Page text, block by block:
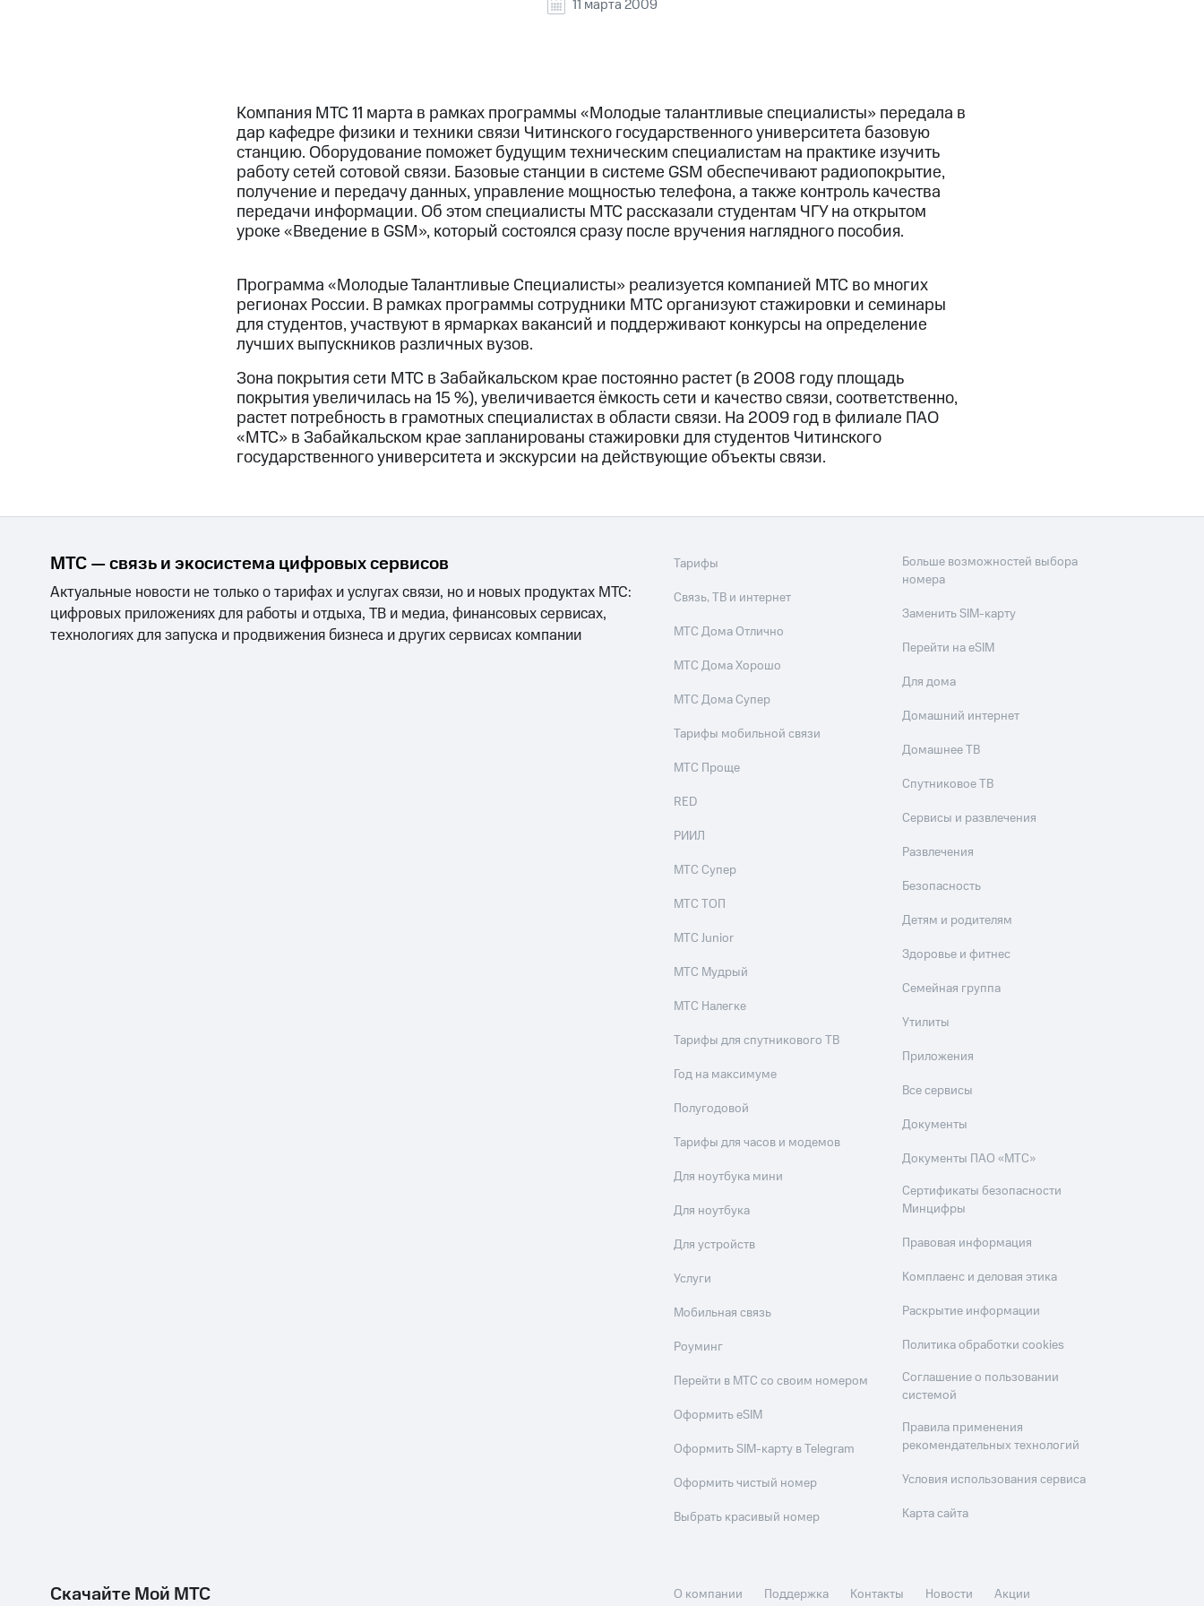
11 марта 2009
Компания МТС 11 марта в рамках программы «Молодые талантливые специалисты» передала в
дар кафедре физики и техники связи Читинского государственного университета базовую
станцию. Оборудование поможет будущим техническим специалистам на практике изучить
работу сетей сотовой связи. Базовые станции в системе GSM обеспечивают радиопокрытие,
получение и передачу данных, управление мощностью телефона, а также контроль качества
передачи информации. Об этом специалисты МТС рассказали студентам ЧГУ на открытом
уроке «Введение в GSM», который состоялся сразу после вручения наглядного пособия.
Программа «Молодые Талантливые Специалисты» реализуется компанией МТС во многих
регионах России. В рамках программы сотрудники МТС организуют стажировки и семинары
для студентов, участвуют в ярмарках вакансий и поддерживают конкурсы на определение
лучших выпускников различных вузов.
Зона покрытия сети МТС в Забайкальском крае постоянно растет (в 2008 году площадь
покрытия увеличилась на 15 %), увеличивается ёмкость сети и качество связи, соответственно,
растет потребность в грамотных специалистах в области связи. На 2009 год в филиале ПАО
«МТС» в Забайкальском крае запланированы стажировки для студентов Читинского
государственного университета и экскурсии на действующие объекты связи.
МТС — связь и экосистема цифровых сервисов
Актуальные новости не только о тарифах и услугах связи, но и новых продуктах МТС:
цифровых приложениях для работы и отдыха, ТВ и медиа, финансовых сервисах,
технологиях для запуска и продвижения бизнеса и других сервисах компании
Тарифы
Связь, ТВ и интернет
МТС Дома Отлично
МТС Дома Хорошо
МТС Дома Супер
Тарифы мобильной связи
МТС Проще
RED
РИИЛ
МТС Супер
МТС ТОП
МТС Junior
МТС Мудрый
МТС Налегке
Тарифы для спутникового ТВ
Год на максимуме
Полугодовой
Тарифы для часов и модемов
Для ноутбука мини
Для ноутбука
Для устройств
Услуги
Мобильная связь
Роуминг
Перейти в МТС со своим номером
Оформить eSIM
Оформить SIM-карту в Telegram
Оформить чистый номер
Выбрать красивый номер
Больше возможностей выбора
номера
Заменить SIM-карту
Перейти на eSIM
Для дома
Домашний интернет
Домашнее ТВ
Спутниковое ТВ
Сервисы и развлечения
Развлечения
Безопасность
Детям и родителям
Здоровье и фитнес
Семейная группа
Утилиты
Приложения
Все сервисы
Документы
Документы ПАО «МТС»
Сертификаты безопасности
Минцифры
Правовая информация
Комплаенс и деловая этика
Раскрытие информации
Политика обработки cookies
Соглашение о пользовании
системой
Правила применения
рекомендательных технологий
Условия использования сервиса
Карта сайта
Скачайте Мой МТС О компании Поддержка Контакты Новости Акции